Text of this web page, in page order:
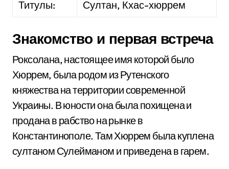
Титулы:
Султан, Кхас-хюррем
Знакомство и первая встреча
Роксолана, настоящее имя которой было
Хюррем, была родом из Рутенского
княжества на территории современной
Украины. В юности она была похищена и
продана в рабство на рынке в
Константинополе. Там Хюррем была куплена
султаном Сулейманом и приведена в гарем.